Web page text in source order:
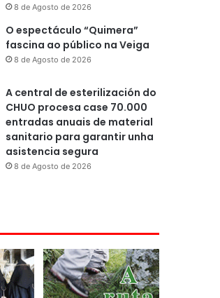
8 de Agosto de 2026
O espectáculo “Quimera”
fascina ao público na Veiga
8 de Agosto de 2026
A central de esterilización do
CHUO procesa case 70.000
entradas anuais de material
sanitario para garantir unha
asistencia segura
8 de Agosto de 2026